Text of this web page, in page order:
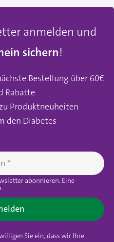
anmelden und
sichern!
Bestellung über 60€
Rabatte
Produktneuheiten
den Diabetes
abonnieren. Eine
Sie ein, dass wir Ihre